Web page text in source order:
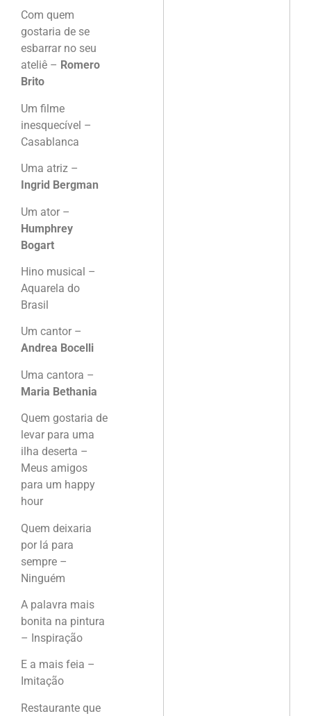
Com quem
gostaria de se
esbarrar no seu
ateliê – Romero
Brito
Um filme
inesquecível –
Casablanca
Uma atriz –
Ingrid Bergman
Um ator –
Humphrey
Bogart
Hino musical –
Aquarela do
Brasil
Um cantor –
Andrea Bocelli
Uma cantora –
Maria Bethania
Quem gostaria de
levar para uma
ilha deserta –
Meus amigos
para um happy
hour
Quem deixaria
por lá para
sempre –
Ninguém
A palavra mais
bonita na pintura
– Inspiração
E a mais feia –
Imitação
Restaurante que